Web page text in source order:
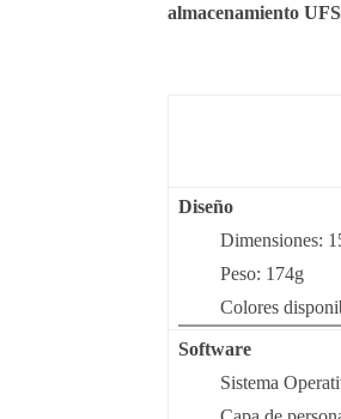
almacenamiento
Diseño
Dimensiones:
Peso: 174g
Colores
Software
Sistema